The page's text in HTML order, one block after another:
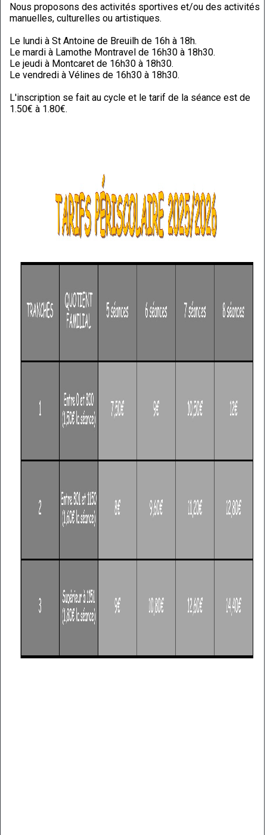
Nous proposons des activités sportives et/ou des activités
manuelles, culturelles ou artistiques.
Le lundi à St Antoine de Breuilh de 16h à 18h.
Le mardi à Lamothe Montravel de 16h30 à 18h30.
Le jeudi à Montcaret de 16h30 à 18h30.
Le vendredi à Vélines de 16h30 à 18h30.
L'inscription se fait au cycle et le tarif de la séance est de
1.50€ à 1.80€.